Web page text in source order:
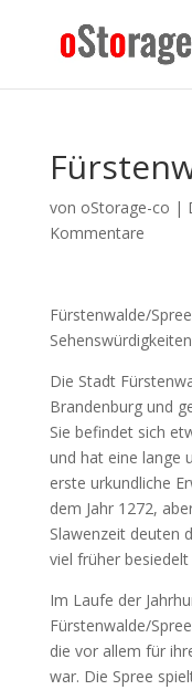
von oStorage-co |
Kommentare
Fürstenwalde/
Sehenswürdigkeiten
Die Stadt
Brandenburg und
Sie befindet sich
und hat eine lange
erste urkundliche
dem Jahr 1272,
Slawenzeit deuten
viel früher besiedelt
Im Laufe der
Fürstenwalde/
die vor allem für
war. Die Spree